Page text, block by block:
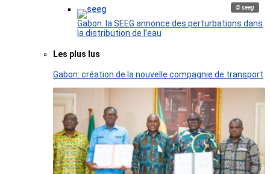
© seeg
Gabon: la SEEG annonce des perturbations dans
la distribution de l’eau
Les plus lus
Gabon: création de la nouvelle compagnie de transport